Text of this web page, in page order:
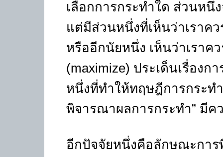
เลือกการกระทำใด ส่วนหนึ่
แต่มีส่วนหนึ่งที่เห็นว่าเราค
หรืออีกนัยหนึ่ง เห็นว่าเราค
(maximize) ประเด็นเรื่อง
หนึ่งที่ทำให้ทฤษฎีการกระท
พิจารณาผลการกระทำ” มีค
อีกปัจจัยหนึ่งคือลักษณะกา